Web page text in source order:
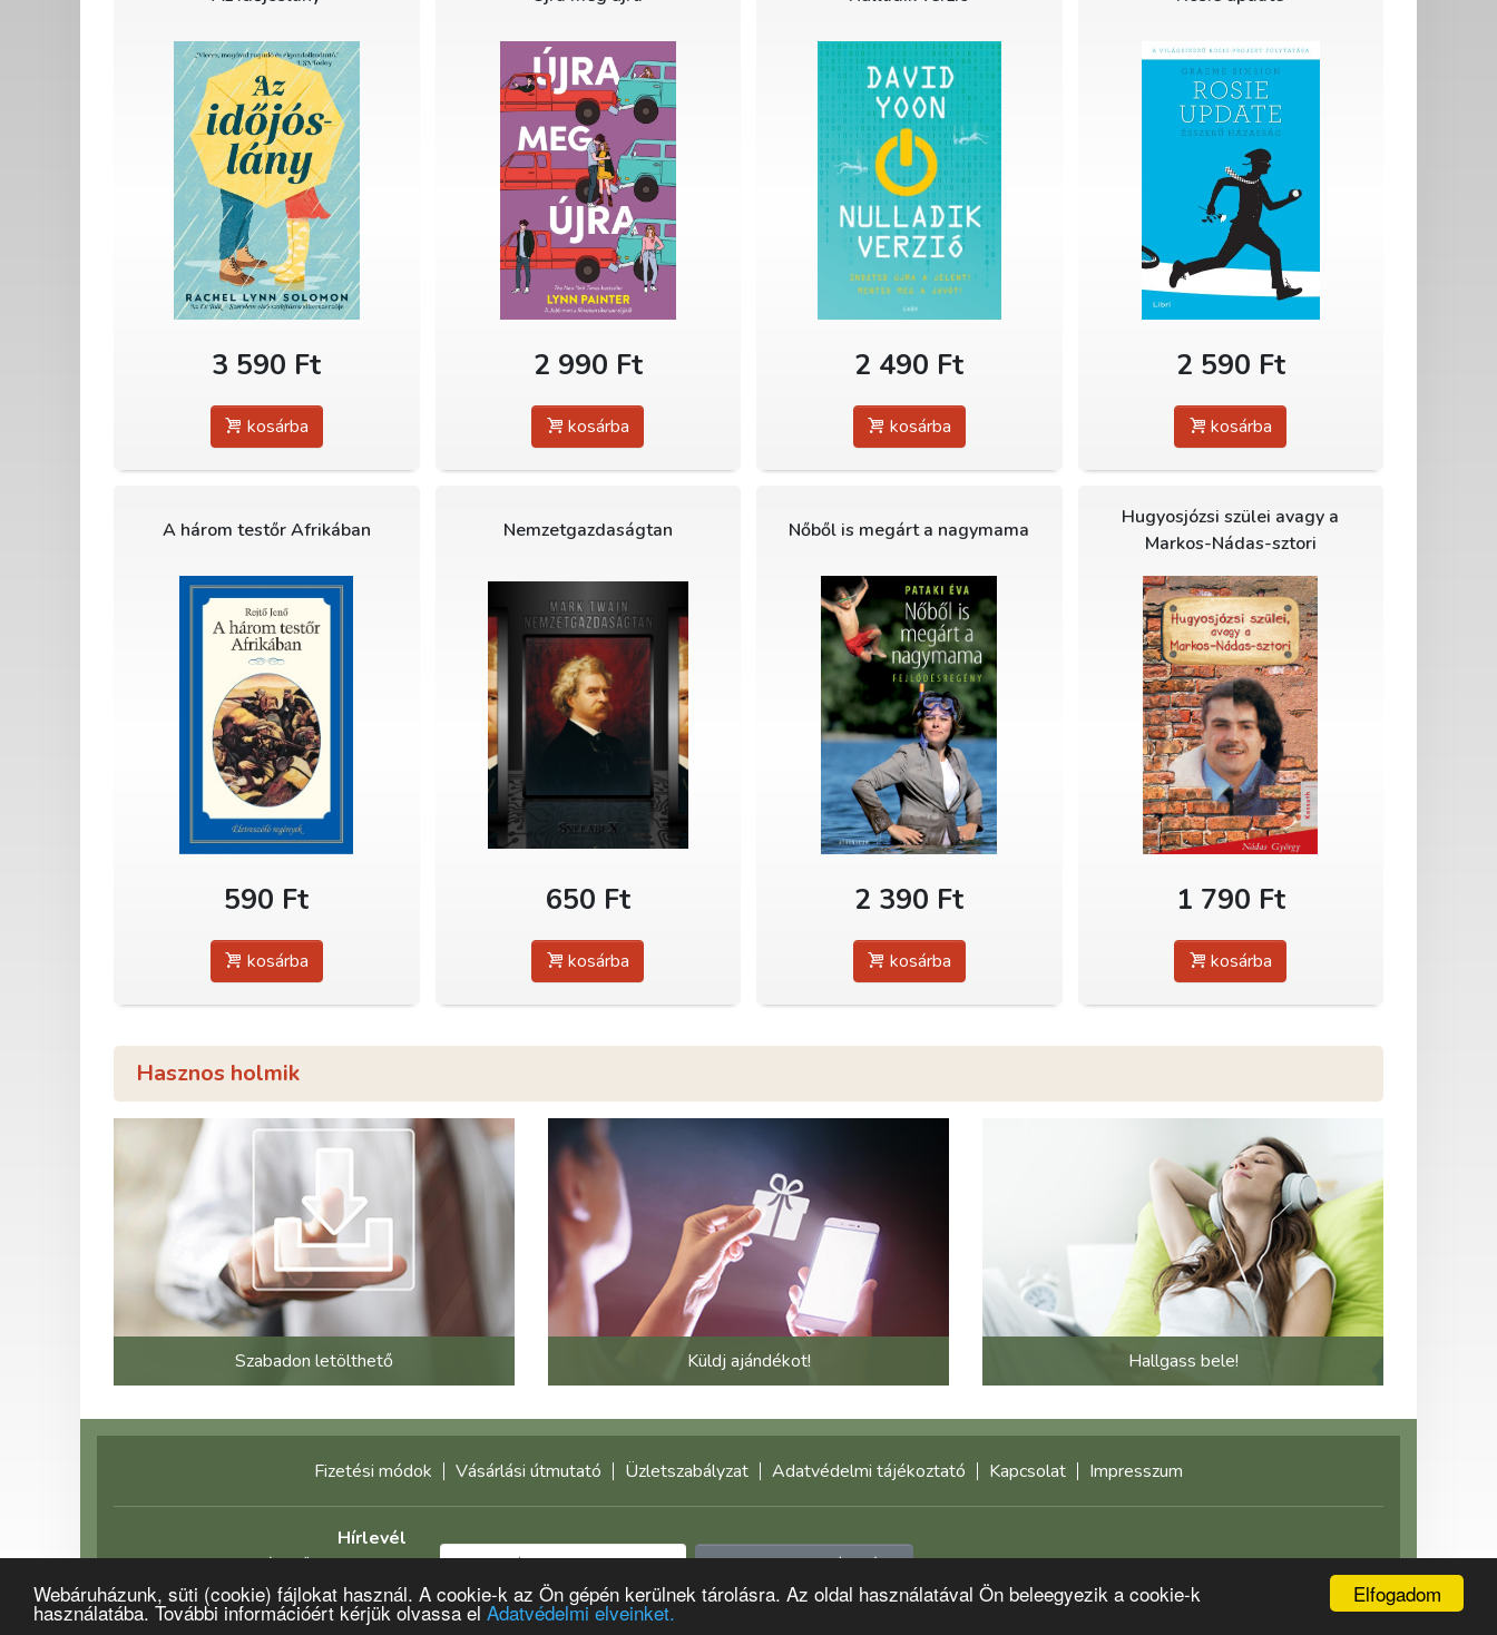
Elfogadom
Webáruházunk, süti (cookie) fájlokat használ. A cookie-k az Ön gépén kerülnek tárolásra. Az oldal használatával Ön beleegyezik a cookie-k
használatába. További információért kérjük olvassa el Adatvédelmi elveinket.
3 590 Ft
kosárba
2 990 Ft
kosárba
2 490 Ft
kosárba
2 590 Ft
kosárba
A három testőr Afrikában
590 Ft
kosárba
Nemzetgazdaságtan
650 Ft
kosárba
Nőből is megárt a nagymama
2 390 Ft
kosárba
Hugyosjózsi szülei avagy a
Markos-Nádas-sztori
1 790 Ft
kosárba
Hasznos holmik
Szabadon letölthető Küldj ajándékot! Hallgass bele!
Fizetési módok Vásárlási útmutató Üzletszabályzat Adatvédelmi tájékoztató Kapcsolat Impresszum
Hírlevél
Feliratkozás előtt olvassa el
adatvédelmi tájékoztatónkat!
Feliratkozom a hírlevélre ©2021 multimediaplaza.com